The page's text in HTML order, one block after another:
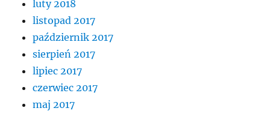
luty 2018
listopad 2017
październik 2017
sierpień 2017
lipiec 2017
czerwiec 2017
maj 2017